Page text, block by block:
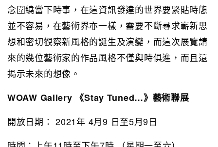
念圍繞當下時事，在這資訊發達的世界要緊貼時態
並不容易，在藝術界亦一樣，需要不斷尋求嶄新思
想和密切觀察新風格的誕生及演變，而這次展覽請
來的幾位藝術家的作品風格不僅與時俱進，而且還
揭示未來的想像。
WOAW Gallery 《Stay Tuned…》藝術聯展
開放日期： 2021年 4月9 日至5月9日